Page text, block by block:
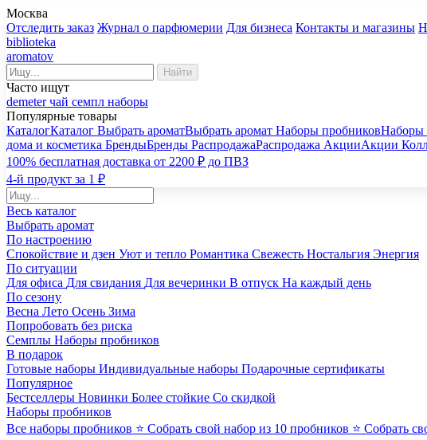
Москва
Отследить заказ Журнал о парфюмерии Для бизнеса Контакты и магазины
biblioteka
aromatov
Найти
Часто ищут
demeterчай семпл наборы
Популярные товары
КаталогКаталог Выбрать ароматВыбрать аромат Наборы пробниковНаборы
дома и косметика БрендыБренды РаспродажаРаспродажа АкцииАкции
100% бесплатная доставка от 2200 ₽ до ПВЗ
4-й продукт за 1 ₽
Весь каталог
Выбрать аромат
По настроению
Спокойствие и дзен Уют и тепло Романтика Свежесть Ностальгия Энергия
По ситуации
Для офиса Для свидания Для вечеринки В отпуск На каждый день
По сезону
Весна Лето Осень Зима
Попробовать без риска
Семплы Наборы пробников
В подарок
Готовые наборы Индивидуальные наборы Подарочные сертификаты
Популярное
Бестселлеры Новинки Более стойкие Со скидкой
Наборы пробников
Все наборы пробников ⭐ Собрать свой набор из 10 пробников ⭐ Собрать